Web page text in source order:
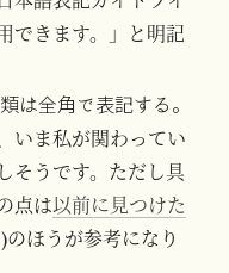
できます。」と明記
は全角で表記する。
いま私が関わってい
そうです。ただし具
点は以前に見つけた
のほうが参考になり